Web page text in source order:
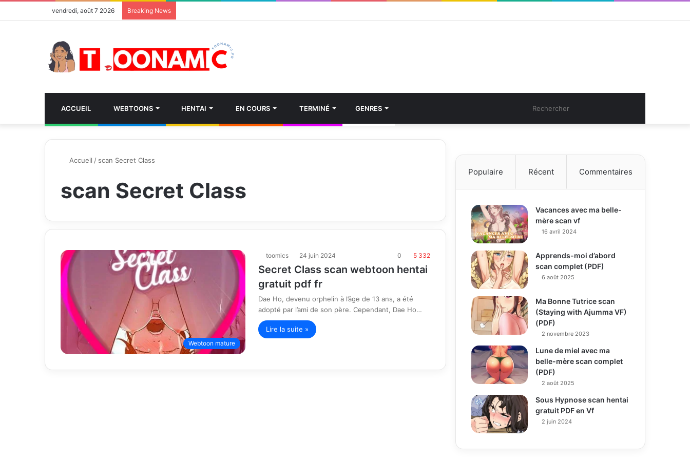
vendredi, août 7 2026 Breaking News
ACCUEIL WEBTOONS HENTAI EN COURS TERMINÉ GENRES Article
Accueil / scan Secret Class
scan Secret Class
Webtoon mature
toomics 24 juin 2024 0 5 332
Secret Class scan webtoon hentai
gratuit pdf fr
Dae Ho, devenu orphelin à l’âge de 13 ans, a été
adopté par l’ami de son père. Cependant, Dae Ho…
Lire la suite »
Populaire Récent Commentaires
Vacances avec ma belle-
mère scan vf
16 avril 2024
Apprends-moi d’abord
scan complet (PDF)
6 août 2025
Ma Bonne Tutrice scan
(Staying with Ajumma VF)
(PDF)
2 novembre 2023
Lune de miel avec ma
belle-mère scan complet
(PDF)
2 août 2025
Sous Hypnose scan hentai
gratuit PDF en Vf
2 juin 2024